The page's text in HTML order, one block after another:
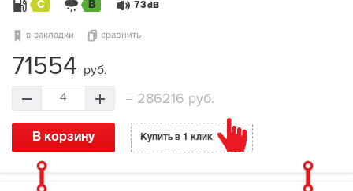
C B 73 dB
в закладки сравнить
71554 руб.
4 =286216 руб.
В корзину Купить в 1 клик